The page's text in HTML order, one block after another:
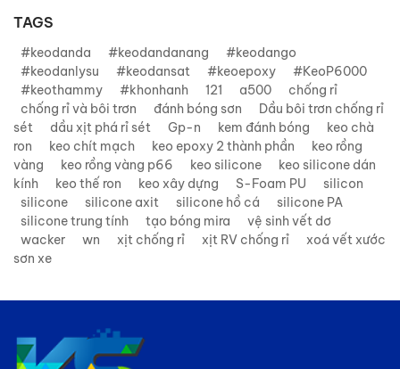
TAGS
#keodanda #keodandanang
#keodango
#keodanlysu
#keodansat #keoepoxy
#KeoP6000
#keothammy
#khonhanh 121 a500
chống rỉ
chống rỉ và bôi trơn
đánh bóng sơn
Dầu bôi trơn chống rỉ
sét
dầu xịt phá rỉ sét Gp-n kem đánh bóng
keo chà
ron
keo chít mạch keo epoxy 2 thành phần
keo rồng
vàng
keo rồng vàng p66 keo silicone
keo silicone dán
kính
keo thế ron keo xây dựng S-Foam PU
silicon
silicone
silicone axit silicone hồ cá
silicone PA
silicone trung tính
tạo bóng mira
vệ sinh vết dơ
wacker
wn xịt chống rỉ xịt RV chống rỉ
xoá vết xước
sơn xe